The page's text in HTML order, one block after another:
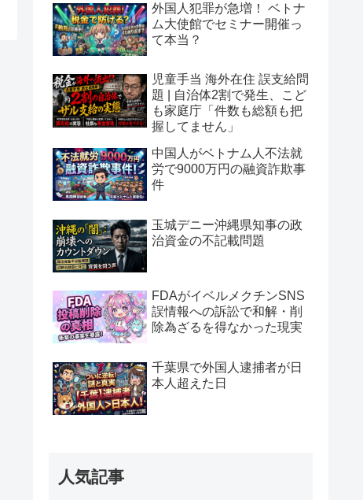
外国人犯罪が急増！ ベトナ
ム大使館でセミナー開催っ
て本当？
児童手当 海外在住 誤支給問
題 | 自治体2割で発生、こど
も家庭庁「件数も総額も把
握してません」
中国人がベトナム人不法就
労で9000万円の融資詐欺事
件
玉城デニー沖縄県知事の政
治資金の不記載問題
FDAがイベルメクチンSNS
誤情報への訴訟で和解・削
除為ざるを得なかった現実
千葉県で外国人逮捕者が日
本人超えた日
人気記事